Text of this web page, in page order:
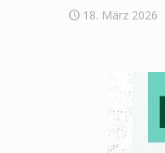
18. März 2026